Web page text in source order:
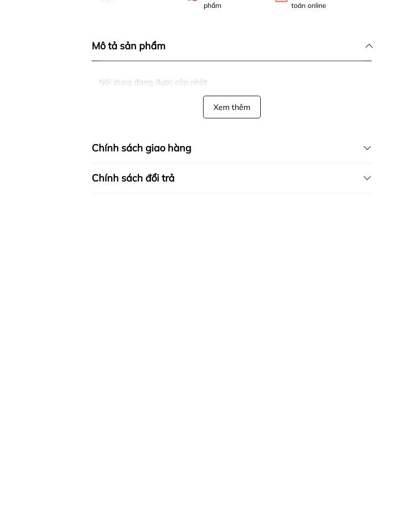
phẩm
toán online
Mô tả sản phẩm
Nội dung đang được cập nhật
Xem thêm
Chính sách giao hàng
Chính sách đổi trả